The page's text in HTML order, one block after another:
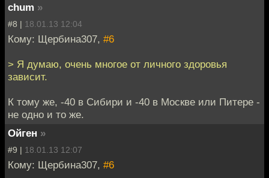
chum »
#8 | 18.01.13 12:04
Кому: Щербина307, #6
> Я думаю, очень многое от личного здоровья
зависит.
К тому же, -40 в Сибири и -40 в Москве или Питере -
не одно и то же.
Ойген »
#9 | 18.01.13 12:07
Кому: Щербина307, #6